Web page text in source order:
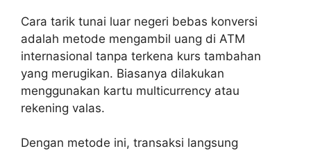
Cara tarik tunai luar negeri bebas konversi
adalah metode mengambil uang di ATM
internasional tanpa terkena kurs tambahan
yang merugikan. Biasanya dilakukan
menggunakan kartu multicurrency atau
rekening valas.
Dengan metode ini, transaksi langsung